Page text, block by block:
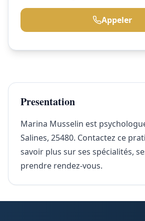
Appeler
Presentation
Marina Musselin est
Salines, 25480. Contactez ce
savoir plus sur ses spécialités,
prendre rendez-vous.